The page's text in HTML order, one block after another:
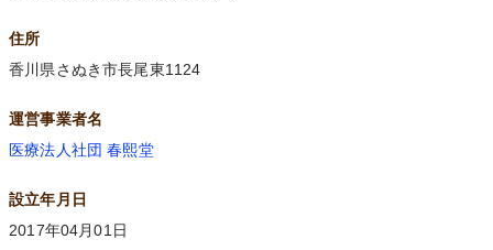
住所
香川県さぬき市長尾東1124
運営事業者名
医療法人社団 春熙堂
設立年月日
2017年04月01日